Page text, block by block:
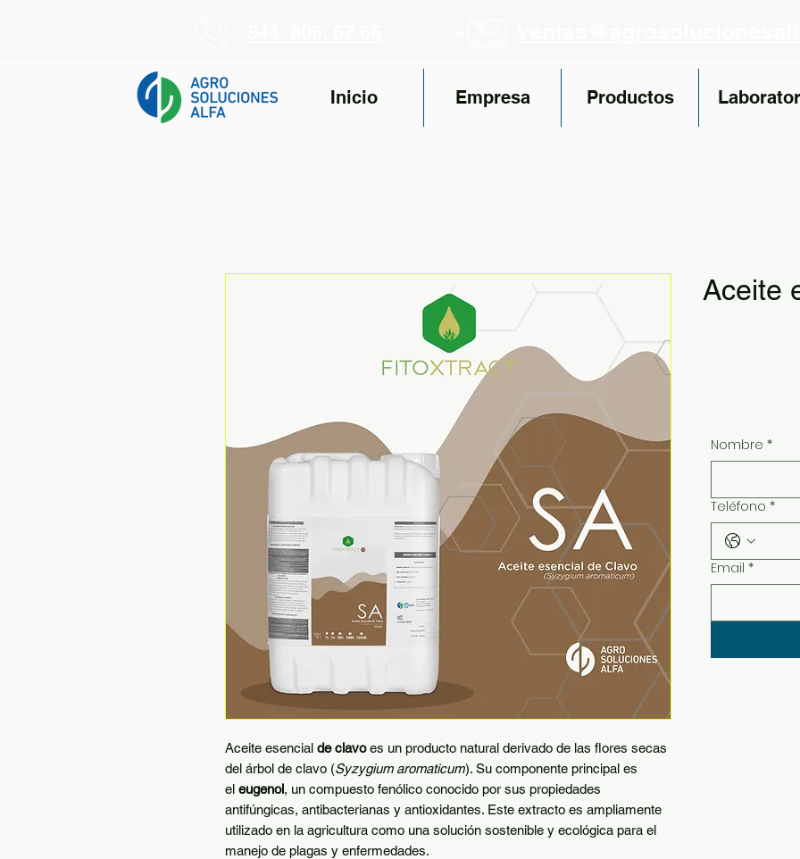
Inicio Empresa Productos
Aceite esencialde clavoes un producto natural derivado de las flores secas
del árbol de clavo (Syzygium aromaticum). Su componente principal es
el eugenol, un compuesto fenólico conocido por sus propiedades
antifúngicas, antibacterianas y antioxidantes. Este extracto es ampliamente
utilizado en la agricultura como una solución sostenible y ecológica para el
manejo de plagas y enfermedades.
Aceite
Nombre *
Teléfono *
Email *